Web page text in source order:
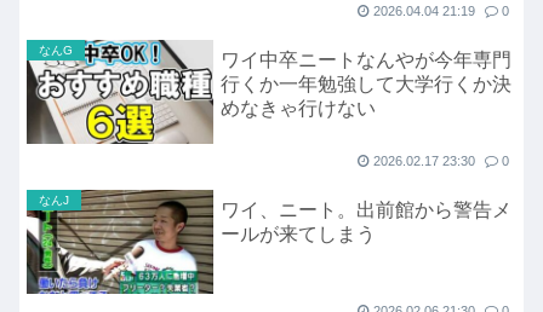
2026.04.04 21:19 0
なんG
ワイ中卒ニートなんやが今年専門
行くか一年勉強して大学行くか決
めなきゃ行けない
2026.02.17 23:30 0
なんJ
ワイ、ニート。出前館から警告メ
ールが来てしまう